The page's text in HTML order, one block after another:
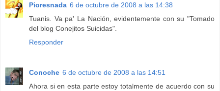
Pioresnada 6 de octubre de 2008 a las 14:38
Tuanis. Va pa' La Nación, evidentemente con su "Tomado
del blog Conejitos Suicidas".
Responder
Conoche 6 de octubre de 2008 a las 14:51
Ahora si en esta parte estoy totalmente de acuerdo con su